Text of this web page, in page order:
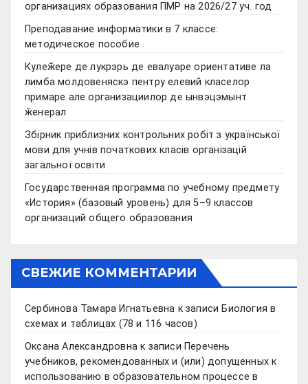
организациях образования ПМР на 2026/27 уч. год
Преподавание информатики в 7 классе:
методическое пособие
Кулеӂере де лукрэрь де евалуаре ориентативе ла
лимба молдовеняскэ пентру елевий класелор
примаре але организациилор де ынвэцэмынт
ӂенерал
Збірник приблизних контрольних робіт з української
мови для учнів початкових класів організацій
загальної освіти
Государственная программа по учебному предмету
«История» (базовый уровень) для 5–9 классов
организаций общего образования
СВЕЖИЕ КОММЕНТАРИИ
Сербинова Тамара Игнатьевна к записи Биология в
схемах и таблицах (78 и 116 часов)
Оксана Александровна к записи Перечень
учебников, рекомендованных и (или) допущенных к
использованию в образовательном процессе в